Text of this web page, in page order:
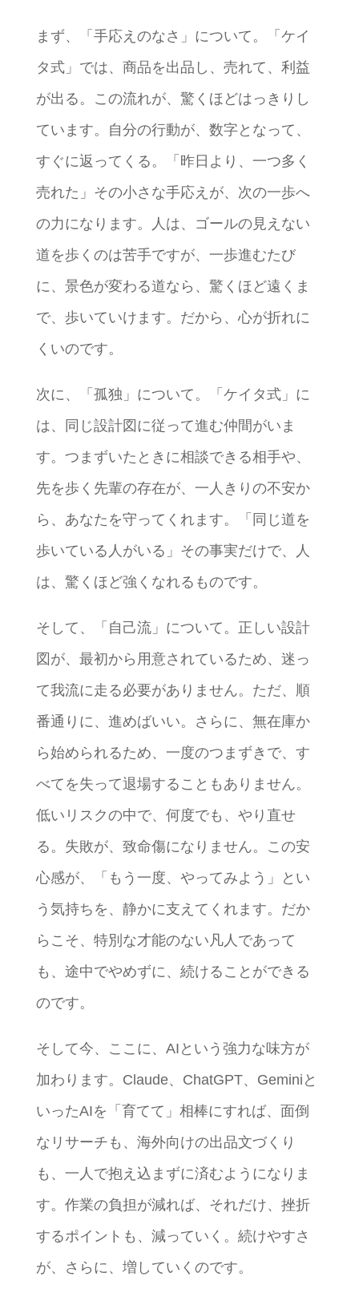
まず、「手応えのなさ」について。「ケイ
タ式」では、商品を出品し、売れて、利益
が出る。この流れが、驚くほどはっきりし
ています。自分の行動が、数字となって、
すぐに返ってくる。「昨日より、一つ多く
売れた」その小さな手応えが、次の一歩へ
の力になります。人は、ゴールの見えない
道を歩くのは苦手ですが、一歩進むたび
に、景色が変わる道なら、驚くほど遠くま
で、歩いていけます。だから、心が折れに
くいのです。
次に、「孤独」について。「ケイタ式」に
は、同じ設計図に従って進む仲間がいま
す。つまずいたときに相談できる相手や、
先を歩く先輩の存在が、一人きりの不安か
ら、あなたを守ってくれます。「同じ道を
歩いている人がいる」その事実だけで、人
は、驚くほど強くなれるものです。
そして、「自己流」について。正しい設計
図が、最初から用意されているため、迷っ
て我流に走る必要がありません。ただ、順
番通りに、進めばいい。さらに、無在庫か
ら始められるため、一度のつまずきで、す
べてを失って退場することもありません。
低いリスクの中で、何度でも、やり直せ
る。失敗が、致命傷になりません。この安
心感が、「もう一度、やってみよう」とい
う気持ちを、静かに支えてくれます。だか
らこそ、特別な才能のない凡人であって
も、途中でやめずに、続けることができる
のです。
そして今、ここに、AIという強力な味方が
加わります。Claude、ChatGPT、Geminiと
いったAIを「育てて」相棒にすれば、面倒
なリサーチも、海外向けの出品文づくり
も、一人で抱え込まずに済むようになりま
す。作業の負担が減れば、それだけ、挫折
するポイントも、減っていく。続けやすさ
が、さらに、増していくのです。